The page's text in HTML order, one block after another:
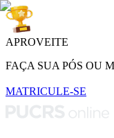
APROVEITE
FAÇA SUA PÓS OU
MATRICULE-SE